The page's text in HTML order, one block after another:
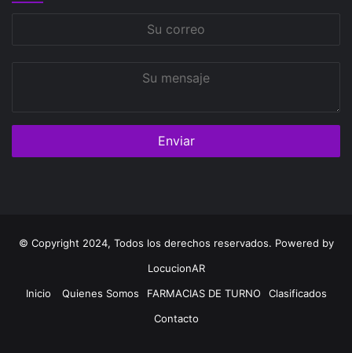
© Copyright 2024, Todos los derechos reservados. Powered by
LocucionAR
Inicio
Quienes Somos FARMACIAS DE TURNO
Clasificados
Contacto